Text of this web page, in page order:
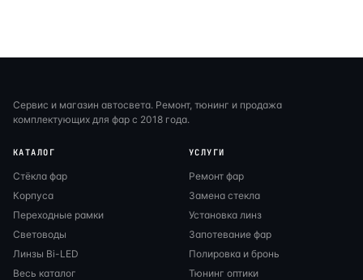
Сервис и магазин автосвета. Ремонт, тюнинг и продажа
комплектующих для фар с 2018 года.
КАТАЛОГ
Стёкла фар
Корпуса
Переходные рамки
Световоды
Линзы Bi-LED
Весь каталог
УСЛУГИ
Ремонт фар
Замена стекла
Установка линз
Запотевание фар
Полировка и бронь
Тюнинг оптики